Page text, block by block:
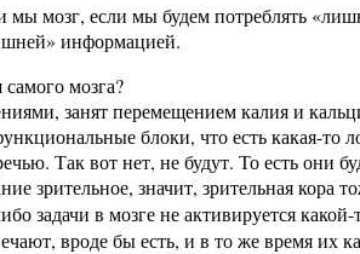
мы мозг, если мы будем потреблять
информацией.
мозга?
занят перемещением калия и
блоки, что есть какая-
Так вот нет, не будут. То есть они
зрительное, значит, зрительная
задачи в мозге не активируется
вроде бы есть, и в то же время их